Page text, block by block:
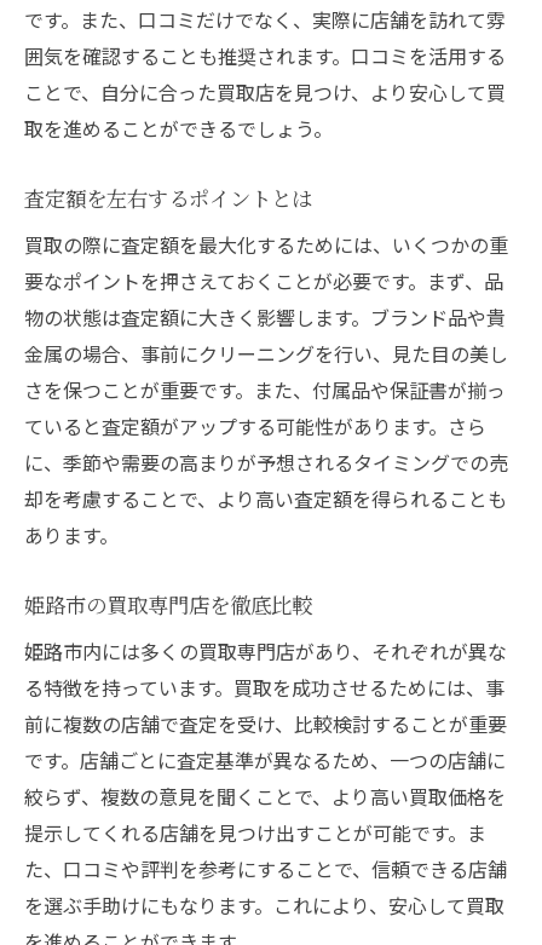
です。また、口コミだけでなく、実際に店舗を訪れて雰
囲気を確認することも推奨されます。口コミを活用する
ことで、自分に合った買取店を見つけ、より安心して買
取を進めることができるでしょう。
査定額を左右するポイントとは
買取の際に査定額を最大化するためには、いくつかの重
要なポイントを押さえておくことが必要です。まず、品
物の状態は査定額に大きく影響します。ブランド品や貴
金属の場合、事前にクリーニングを行い、見た目の美し
さを保つことが重要です。また、付属品や保証書が揃っ
ていると査定額がアップする可能性があります。さら
に、季節や需要の高まりが予想されるタイミングでの売
却を考慮することで、より高い査定額を得られることも
あります。
姫路市の買取専門店を徹底比較
姫路市内には多くの買取専門店があり、それぞれが異な
る特徴を持っています。買取を成功させるためには、事
前に複数の店舗で査定を受け、比較検討することが重要
です。店舗ごとに査定基準が異なるため、一つの店舗に
絞らず、複数の意見を聞くことで、より高い買取価格を
提示してくれる店舗を見つけ出すことが可能です。ま
た、口コミや評判を参考にすることで、信頼できる店舗
を選ぶ手助けにもなります。これにより、安心して買取